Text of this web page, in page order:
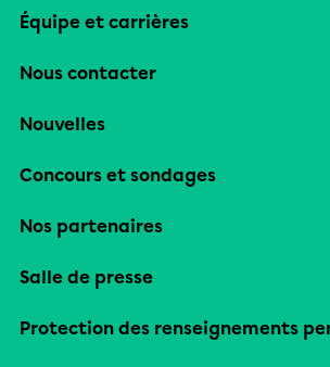
Équipe et carrières
Nous contacter
Nouvelles
Concours et sondages
Nos partenaires
Salle de presse
Protection des renseignements